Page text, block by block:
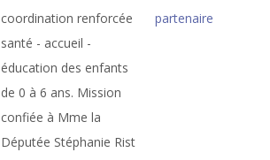
coordination renforcée
santé - accueil -
éducation des enfants
de 0 à 6 ans. Mission
confiée à Mme la
Députée Stéphanie Rist
partenaire